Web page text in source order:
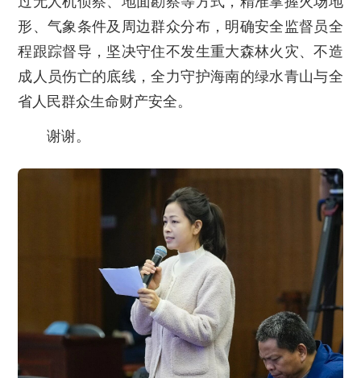
形、气象条件及周边群众分布，明确安全监督员全
程跟踪督导，坚决守住不发生重大森林火灾、不造
成人员伤亡的底线，全力守护海南的绿水青山与全
省人民群众生命财产安全。
谢谢。